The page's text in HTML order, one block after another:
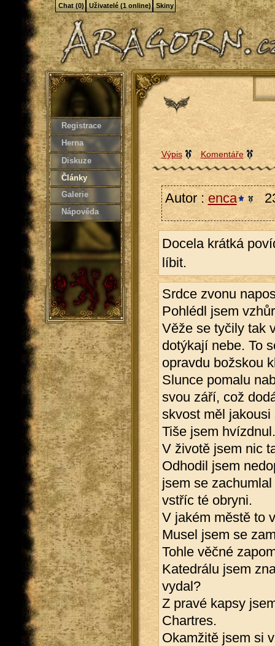
Registrace
Herna
Diskuze
Články
Galerie
Nápověda
Výpis Komentáře
Autor : enca
Docela krátká
líbit.
Srdce zvonu
Pohlédl jsem
Věže se tyčily tak
dotýkají nebe. To
opravdu božskou
Slunce pomalu
svou září, což
skvost měl jakousi
Tiše jsem hvízdnul.
V životě jsem nic
Odhodil jsem
jsem se
vstříc té obryni.
V jakém městě to
Musel jsem se
Tohle věčné
Katedrálu jsem
vydal?
Z pravé kapsy
Chartres.
Okamžitě jsem si
Chat (0) Uživatelé (1 online) Skiny